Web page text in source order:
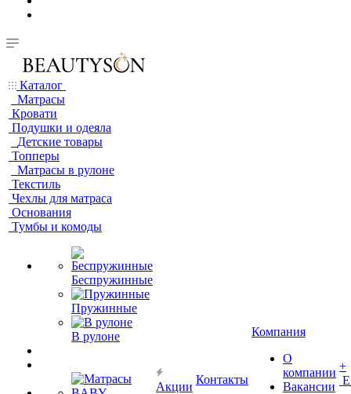
Каталог
Матрасы
Кровати
Подушки и одеяла
Детские товары
Топперы
Матрасы в рулоне
Текстиль
Чехлы для матраса
Основания
Тумбы и комоды
Беспружинные
Пружинные
В рулоне
Акции
Контакты
Компания
О
компании
Вакансии
+